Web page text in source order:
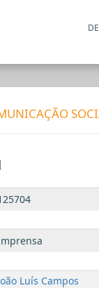
Luís Campos